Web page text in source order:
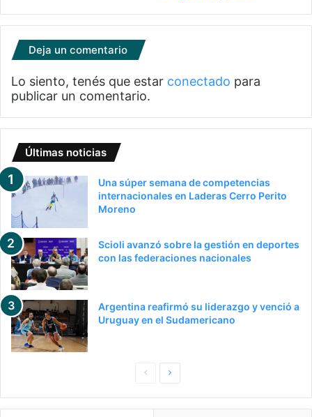
Deja un comentario
Lo siento, tenés que estar conectado para
publicar un comentario.
Últimas noticias
Una súper semana de competencias
internacionales en Laderas Cerro Perito
Moreno
Scioli avanzó sobre la gestión en deportes
con las federaciones nacionales
Argentina reafirmó su liderazgo y venció a
Uruguay en el Sudamericano
PaginaSiguiente